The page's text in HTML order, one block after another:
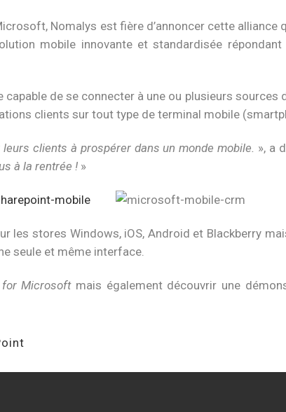
Nomalys est fière d’annoncer cette alliance
mobile innovante et standardisée
de se connecter à une ou plusieurs sources
clients sur tout type de terminal mobile
clients à prospérer dans un monde mobile. », a
à la rentrée ! »
les stores Windows, iOS, Android et Blackberry
seule et même interface.
Microsoftmais également découvrir une